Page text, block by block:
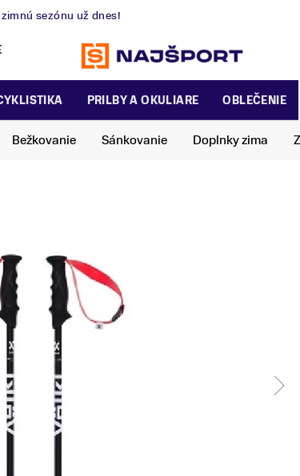
sezónu už dnes!
PRILBY A OKULIARE OBLEČENIE
Bežkovanie Sánkovanie Doplnky zima